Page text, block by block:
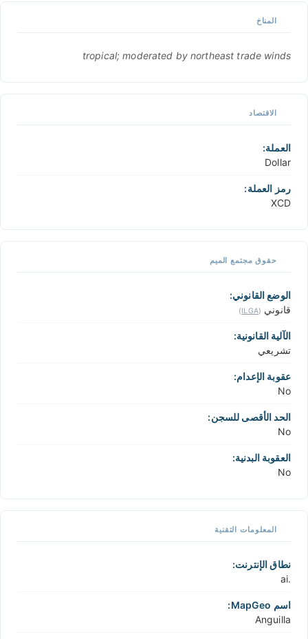
المناخ
tropical; moderated by northeast trade winds
الاقتصاد
العملة:
Dollar
رمز العملة:
XCD
حقوق مجتمع الميم
الوضع القانوني:
قانوني (
ILGA
)
الآلية القانونية:
تشريعي
عقوبة الإعدام:
No
الحد الأقصى للسجن:
No
العقوبة البدنية:
No
المعلومات التقنية
نطاق الإنترنت:
.ai
اسم MapGeo:
Anguilla